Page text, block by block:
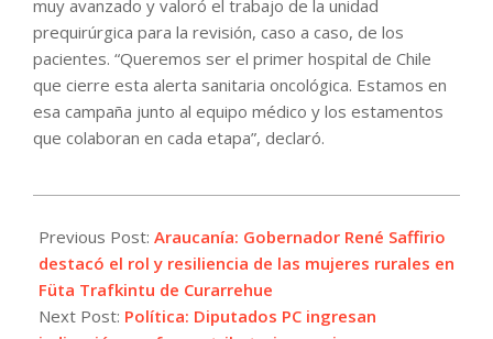
muy avanzado y valoró el trabajo de la unidad
prequirúrgica para la revisión, caso a caso, de los
pacientes. “Queremos ser el primer hospital de Chile
que cierre esta alerta sanitaria oncológica. Estamos en
esa campaña junto al equipo médico y los estamentos
que colaboran en cada etapa”, declaró.
05-
12
Previous Post: Araucanía: Gobernador René Saffirio
destacó el rol y resiliencia de las mujeres rurales en
Füta Trafkintu de Curarrehue
Next Post: Política: Diputados PC ingresan